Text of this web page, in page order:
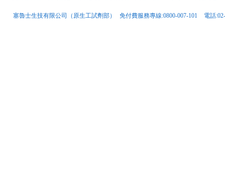
塞魯士生技有限公司（原生工試劑部） 免付費服務專線:0800-007-101 電話